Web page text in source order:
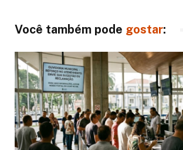
Você também pode gostar: